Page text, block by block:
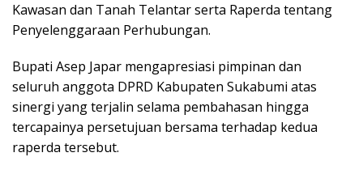
Kawasan dan Tanah Telantar serta Raperda tentang
Penyelenggaraan Perhubungan.
Bupati Asep Japar mengapresiasi pimpinan dan
seluruh anggota DPRD Kabupaten Sukabumi atas
sinergi yang terjalin selama pembahasan hingga
tercapainya persetujuan bersama terhadap kedua
raperda tersebut.